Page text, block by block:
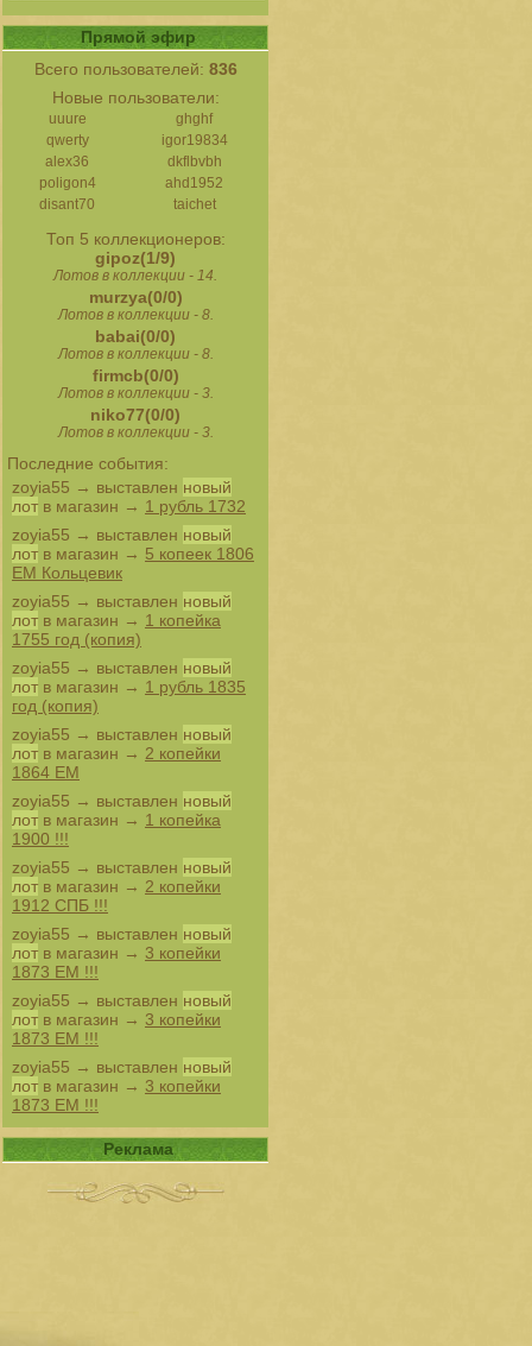
Прямой эфир
Всего пользователей: 836
Новые пользователи:
uuure
ghghf
qwerty
igor19834
alex36
dkflbvbh
poligon4
ahd1952
disant70
taichet
Топ 5 коллекционеров:
gipoz(1/9)
Лотов в коллекции - 14.
murzya(0/0)
Лотов в коллекции - 8.
babai(0/0)
Лотов в коллекции - 8.
firmcb(0/0)
Лотов в коллекции - 3.
niko77(0/0)
Лотов в коллекции - 3.
Последние события:
zoyia55 → выставлен новый
лот в магазин → 1 рубль 1732
zoyia55 → выставлен новый
лот в магазин → 5 копеек 1806
ЕМ Кольцевик
zoyia55 → выставлен новый
лот в магазин → 1 копейка
1755 год (копия)
zoyia55 → выставлен новый
лот в магазин → 1 рубль 1835
год (копия)
zoyia55 → выставлен новый
лот в магазин → 2 копейки
1864 ЕМ
zoyia55 → выставлен новый
лот в магазин → 1 копейка
1900 !!!
zoyia55 → выставлен новый
лот в магазин → 2 копейки
1912 СПБ !!!
zoyia55 → выставлен новый
лот в магазин → 3 копейки
1873 ЕМ !!!
zoyia55 → выставлен новый
лот в магазин → 3 копейки
1873 ЕМ !!!
zoyia55 → выставлен новый
лот в магазин → 3 копейки
1873 ЕМ !!!
Реклама